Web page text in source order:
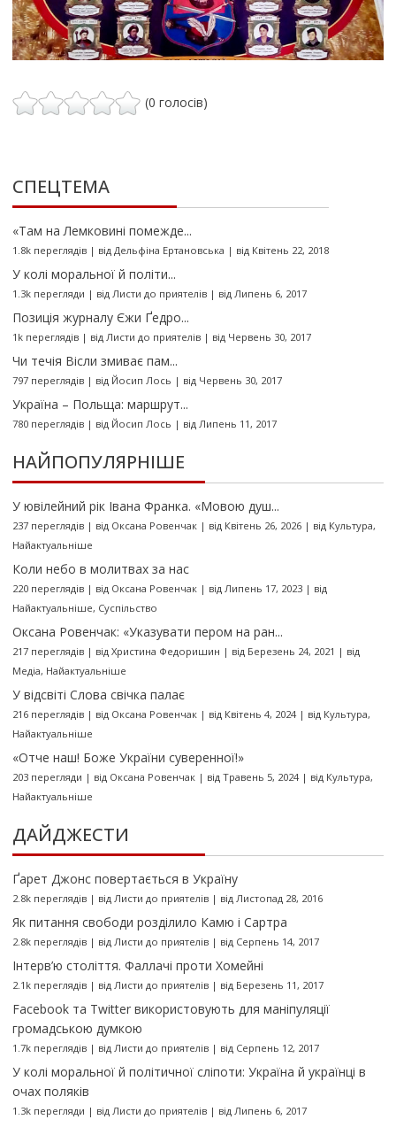
(0 голосів)
СПЕЦТЕМА
«Там на Лемковині помежде...
1.8k переглядів| від Дельфіна Ертановська | від Квітень 22, 2018
У колі моральної й політи...
1.3k перегляди | від Листи до приятелів| від Липень 6, 2017
Позиція журналу Єжи Ґедро...
1k переглядів| від Листи до приятелів| від Червень 30, 2017
Чи течія Вісли змиває пам...
797 переглядів| від Йосип Лось | від Червень 30, 2017
Україна – Польща: маршрут...
780 переглядів| від Йосип Лось | від Липень 11, 2017
НАЙПОПУЛЯРНІШЕ
У ювілейний рік Івана Франка. «Мовою душ...
237 переглядів| від Оксана Ровенчак| від Квітень 26, 2026| від Культура,
Найактуальніше
Коли небо в молитвах за нас
220 переглядів| від Оксана Ровенчак| від Липень 17, 2023| від
Найактуальніше, Суспільство
Оксана Ровенчак: «Указувати пером на ран...
217 переглядів| від Христина Федоришин | від Березень 24, 2021 | від
Медіа, Найактуальніше
У відсвіті Слова свічка палає
216 переглядів| від Оксана Ровенчак| від Квітень 4, 2024| від Культура,
Найактуальніше
«Отче наш! Боже України суверенної!»
203 перегляди | від Оксана Ровенчак| від Травень 5, 2024| від Культура,
Найактуальніше
ДАЙДЖЕСТИ
Ґарет Джонс повертається в Україну
2.8k переглядів| від Листи до приятелів| від Листопад 28, 2016
Як питання свободи розділило Камю і Сартра
2.8k переглядів| від Листи до приятелів| від Серпень 14, 2017
Інтерв’ю століття. Фаллачі проти Хомейні
2.1k переглядів| від Листи до приятелів| від Березень 11, 2017
Facebook та Twitter використовують для маніпуляції
громадською думкою
1.7k переглядів| від Листи до приятелів| від Серпень 12, 2017
У колі моральної й політичної сліпоти: Україна й українці в
очах поляків
1.3k перегляди | від Листи до приятелів| від Липень 6, 2017